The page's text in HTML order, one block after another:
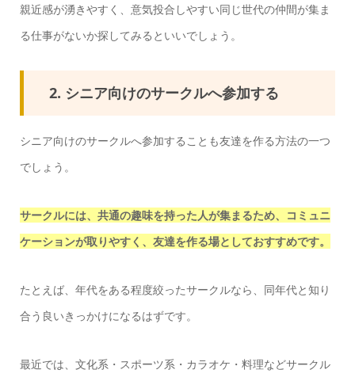
親近感が湧きやすく、意気投合しやすい同じ世代の仲間が集ま
る仕事がないか探してみるといいでしょう。
2. シニア向けのサークルへ参加する
シニア向けのサークルへ参加することも友達を作る方法の一つ
でしょう。
サークルには、共通の趣味を持った人が集まるため、コミュニ
ケーションが取りやすく、友達を作る場としておすすめです。
たとえば、年代をある程度絞ったサークルなら、同年代と知り
合う良いきっかけになるはずです。
最近では、文化系・スポーツ系・カラオケ・料理などサークル